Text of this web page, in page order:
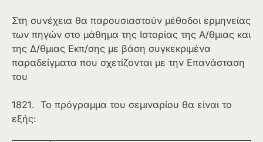
Στη συνέχεια θα παρουσιαστούν μέθοδοι ερμηνείας
των πηγών στο μάθημα της Ιστορίας της Α/θμιας και
της Δ/θμιας Εκπ/σης με βάση συγκεκριμένα
παραδείγματα που σχετίζονται με την Επανάσταση
του
1821. Το πρόγραμμα του σεμιναρίου θα είναι το
εξής: